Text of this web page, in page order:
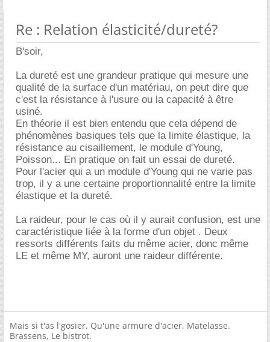
Re : Relation élasticité/dureté?
B'soir,
La dureté est une grandeur pratique qui mesure une
qualité de la surface d'un matériau, on peut dire que
c'est la résistance à l'usure ou la capacité à être
usiné.
En théorie il est bien entendu que cela dépend de
phénomènes basiques tels que la limite élastique, la
résistance au cisaillement, le module d'Young,
Poisson... En pratique on fait un essai de dureté.
Pour l'acier qui a un module d'Young qui ne varie pas
trop, il y a une certaine proportionnalité entre la limite
élastique et la dureté.
La raideur, pour le cas où il y aurait confusion, est une
caractéristique liée à la forme d'un objet . Deux
ressorts différents faits du même acier, donc même
LE et même MY, auront une raideur différente.
Mais si t'as l'gosier, Qu'une armure d'acier, Matelasse.
Brassens, Le bistrot.